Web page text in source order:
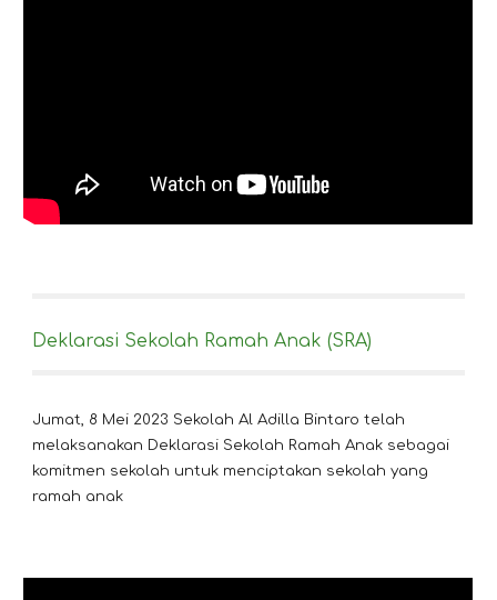
Deklarasi Sekolah Ramah Anak (SRA)
Jumat, 8 Mei 2023 Sekolah Al Adilla Bintaro telah
melaksanakan Deklarasi Sekolah Ramah Anak sebagai
komitmen sekolah untuk menciptakan sekolah yang
ramah anak